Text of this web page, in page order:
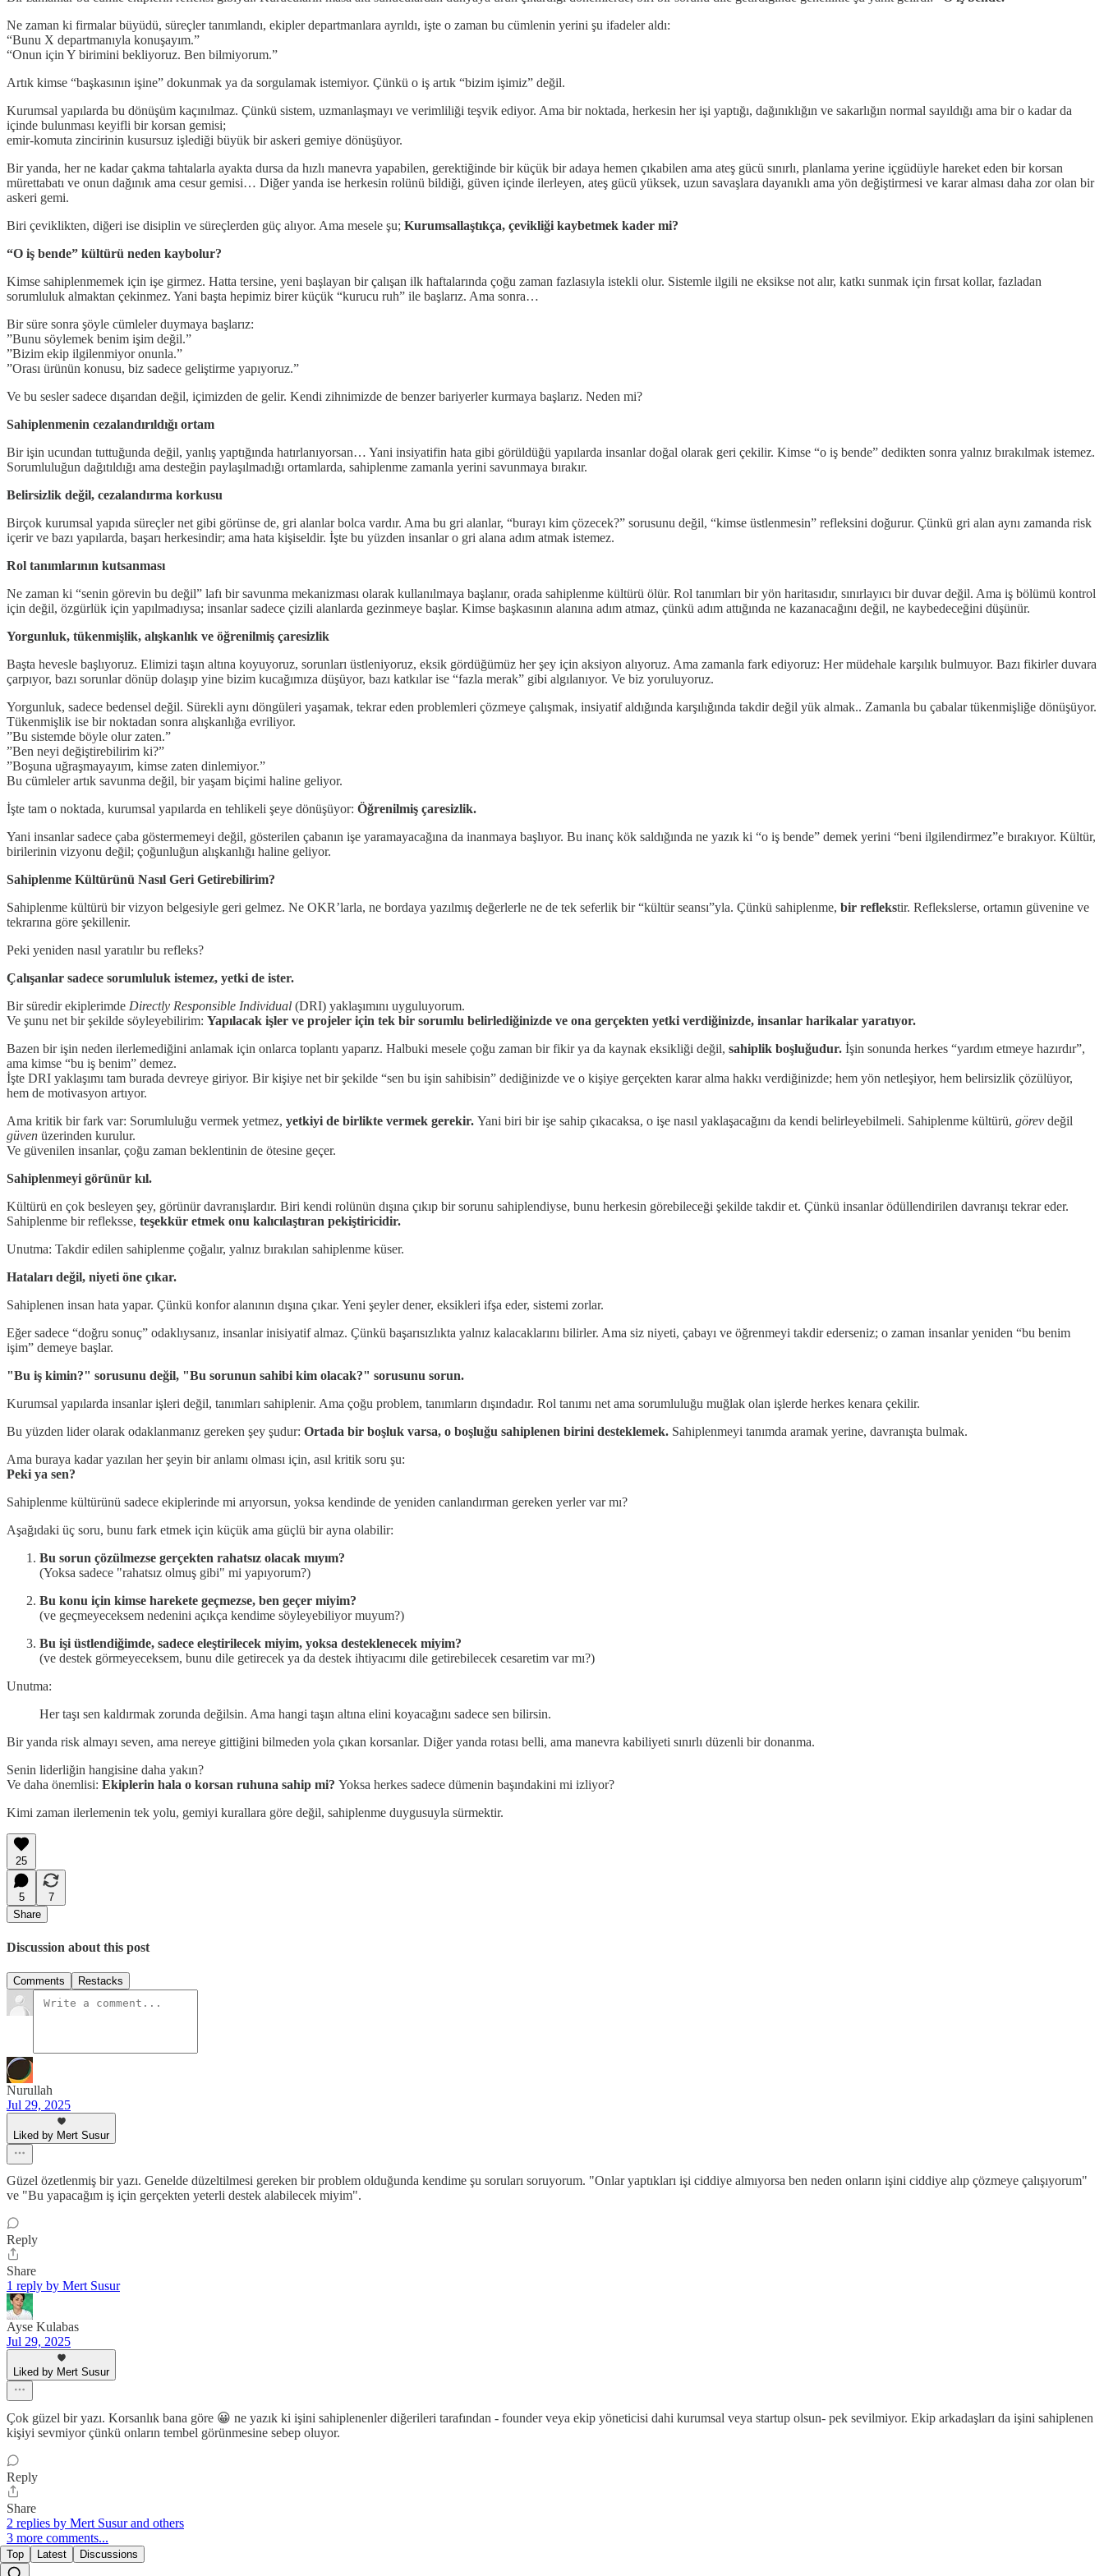
Ne zaman ki firmalar büyüdü, süreçler tanımlandı, ekipler departmanlara ayrıldı, işte o zaman bu cümlenin yerini şu ifadeler aldı:
“Bunu X departmanıyla konuşayım.”
“Onun için Y birimini bekliyoruz. Ben bilmiyorum.”
Artık kimse “başkasının işine” dokunmak ya da sorgulamak istemiyor. Çünkü o iş artık “bizim işimiz” değil.
Kurumsal yapılarda bu dönüşüm kaçınılmaz. Çünkü sistem, uzmanlaşmayı ve verimliliği teşvik ediyor. Ama bir noktada, herkesin her işi yaptığı, dağınıklığın ve sakarlığın normal sayıldığı ama bir o kadar da
içinde bulunması keyifli bir korsan gemisi;
emir-komuta zincirinin kusursuz işlediği büyük bir askeri gemiye dönüşüyor.
Bir yanda, her ne kadar çakma tahtalarla ayakta dursa da hızlı manevra yapabilen, gerektiğinde bir küçük bir adaya hemen çıkabilen ama ateş gücü sınırlı, planlama yerine içgüdüyle hareket eden bir korsan
mürettabatı ve onun dağınık ama cesur gemisi… Diğer yanda ise herkesin rolünü bildiği, güven içinde ilerleyen, ateş gücü yüksek, uzun savaşlara dayanıklı ama yön değiştirmesi ve karar alması daha zor olan bir
askeri gemi.
Biri çeviklikten, diğeri ise disiplin ve süreçlerden güç alıyor. Ama mesele şu; Kurumsallaştıkça, çevikliği kaybetmek kader mi?
“O iş bende” kültürü neden kaybolur?
Kimse sahiplenmemek için işe girmez. Hatta tersine, yeni başlayan bir çalışan ilk haftalarında çoğu zaman fazlasıyla istekli olur. Sistemle ilgili ne eksikse not alır, katkı sunmak için fırsat kollar, fazladan
sorumluluk almaktan çekinmez. Yani başta hepimiz birer küçük “kurucu ruh” ile başlarız. Ama sonra…
Bir süre sonra şöyle cümleler duymaya başlarız:
”Bunu söylemek benim işim değil.”
”Bizim ekip ilgilenmiyor onunla.”
”Orası ürünün konusu, biz sadece geliştirme yapıyoruz.”
Ve bu sesler sadece dışarıdan değil, içimizden de gelir. Kendi zihnimizde de benzer bariyerler kurmaya başlarız. Neden mi?
Sahiplenmenin cezalandırıldığı ortam
Bir işin ucundan tuttuğunda değil, yanlış yaptığında hatırlanıyorsan… Yani insiyatifin hata gibi görüldüğü yapılarda insanlar doğal olarak geri çekilir. Kimse “o iş bende” dedikten sonra yalnız bırakılmak istemez.
Sorumluluğun dağıtıldığı ama desteğin paylaşılmadığı ortamlarda, sahiplenme zamanla yerini savunmaya bırakır.
Belirsizlik değil, cezalandırma korkusu
Birçok kurumsal yapıda süreçler net gibi görünse de, gri alanlar bolca vardır. Ama bu gri alanlar, “burayı kim çözecek?” sorusunu değil, “kimse üstlenmesin” refleksini doğurur. Çünkü gri alan aynı zamanda risk
içerir ve bazı yapılarda, başarı herkesindir; ama hata kişiseldir. İşte bu yüzden insanlar o gri alana adım atmak istemez.
Rol tanımlarının kutsanması
Ne zaman ki “senin görevin bu değil” lafı bir savunma mekanizması olarak kullanılmaya başlanır, orada sahiplenme kültürü ölür. Rol tanımları bir yön haritasıdır, sınırlayıcı bir duvar değil. Ama iş bölümü kontrol
için değil, özgürlük için yapılmadıysa; insanlar sadece çizili alanlarda gezinmeye başlar. Kimse başkasının alanına adım atmaz, çünkü adım attığında ne kazanacağını değil, ne kaybedeceğini düşünür.
Yorgunluk, tükenmişlik, alışkanlık ve öğrenilmiş çaresizlik
Başta hevesle başlıyoruz. Elimizi taşın altına koyuyoruz, sorunları üstleniyoruz, eksik gördüğümüz her şey için aksiyon alıyoruz. Ama zamanla fark ediyoruz: Her müdehale karşılık bulmuyor. Bazı fikirler duvara
çarpıyor, bazı sorunlar dönüp dolaşıp yine bizim kucağımıza düşüyor, bazı katkılar ise “fazla merak” gibi algılanıyor. Ve biz yoruluyoruz.
Yorgunluk, sadece bedensel değil. Sürekli aynı döngüleri yaşamak, tekrar eden problemleri çözmeye çalışmak, insiyatif aldığında karşılığında takdir değil yük almak.. Zamanla bu çabalar tükenmişliğe dönüşüyor.
Tükenmişlik ise bir noktadan sonra alışkanlığa evriliyor.
”Bu sistemde böyle olur zaten.”
”Ben neyi değiştirebilirim ki?”
”Boşuna uğraşmayayım, kimse zaten dinlemiyor.”
Bu cümleler artık savunma değil, bir yaşam biçimi haline geliyor.
İşte tam o noktada, kurumsal yapılarda en tehlikeli şeye dönüşüyor: Öğrenilmiş çaresizlik.
Yani insanlar sadece çaba göstermemeyi değil, gösterilen çabanın işe yaramayacağına da inanmaya başlıyor. Bu inanç kök saldığında ne yazık ki “o iş bende” demek yerini “beni ilgilendirmez”e bırakıyor. Kültür,
birilerinin vizyonu değil; çoğunluğun alışkanlığı haline geliyor.
Sahiplenme Kültürünü Nasıl Geri Getirebilirim?
Sahiplenme kültürü bir vizyon belgesiyle geri gelmez. Ne OKR’larla, ne bordaya yazılmış değerlerle ne de tek seferlik bir “kültür seansı”yla. Çünkü sahiplenme, bir reflekstir. Reflekslerse, ortamın güvenine ve
tekrarına göre şekillenir.
Peki yeniden nasıl yaratılır bu refleks?
Çalışanlar sadece sorumluluk istemez, yetki de ister.
Bir süredir ekiplerimde Directly Responsible Individual (DRI) yaklaşımını uyguluyorum.
Ve şunu net bir şekilde söyleyebilirim: Yapılacak işler ve projeler için tek bir sorumlu belirlediğinizde ve ona gerçekten yetki verdiğinizde, insanlar harikalar yaratıyor.
Bazen bir işin neden ilerlemediğini anlamak için onlarca toplantı yaparız. Halbuki mesele çoğu zaman bir fikir ya da kaynak eksikliği değil, sahiplik boşluğudur. İşin sonunda herkes “yardım etmeye hazırdır”,
ama kimse “bu iş benim” demez.
İşte DRI yaklaşımı tam burada devreye giriyor. Bir kişiye net bir şekilde “sen bu işin sahibisin” dediğinizde ve o kişiye gerçekten karar alma hakkı verdiğinizde; hem yön netleşiyor, hem belirsizlik çözülüyor,
hem de motivasyon artıyor.
Ama kritik bir fark var: Sorumluluğu vermek yetmez, yetkiyi de birlikte vermek gerekir. Yani biri bir işe sahip çıkacaksa, o işe nasıl yaklaşacağını da kendi belirleyebilmeli. Sahiplenme kültürü, görev değil
güven üzerinden kurulur.
Ve güvenilen insanlar, çoğu zaman beklentinin de ötesine geçer.
Sahiplenmeyi görünür kıl.
Kültürü en çok besleyen şey, görünür davranışlardır. Biri kendi rolünün dışına çıkıp bir sorunu sahiplendiyse, bunu herkesin görebileceği şekilde takdir et. Çünkü insanlar ödüllendirilen davranışı tekrar eder.
Sahiplenme bir refleksse, teşekkür etmek onu kalıcılaştıran pekiştiricidir.
Unutma: Takdir edilen sahiplenme çoğalır, yalnız bırakılan sahiplenme küser.
Hataları değil, niyeti öne çıkar.
Sahiplenen insan hata yapar. Çünkü konfor alanının dışına çıkar. Yeni şeyler dener, eksikleri ifşa eder, sistemi zorlar.
Eğer sadece “doğru sonuç” odaklıysanız, insanlar inisiyatif almaz. Çünkü başarısızlıkta yalnız kalacaklarını bilirler. Ama siz niyeti, çabayı ve öğrenmeyi takdir ederseniz; o zaman insanlar yeniden “bu benim
işim” demeye başlar.
"Bu iş kimin?" sorusunu değil, "Bu sorunun sahibi kim olacak?" sorusunu sorun.
Kurumsal yapılarda insanlar işleri değil, tanımları sahiplenir. Ama çoğu problem, tanımların dışındadır. Rol tanımı net ama sorumluluğu muğlak olan işlerde herkes kenara çekilir.
Bu yüzden lider olarak odaklanmanız gereken şey şudur: Ortada bir boşluk varsa, o boşluğu sahiplenen birini desteklemek. Sahiplenmeyi tanımda aramak yerine, davranışta bulmak.
Ama buraya kadar yazılan her şeyin bir anlamı olması için, asıl kritik soru şu:
Peki ya sen?
Sahiplenme kültürünü sadece ekiplerinde mi arıyorsun, yoksa kendinde de yeniden canlandırman gereken yerler var mı?
Aşağıdaki üç soru, bunu fark etmek için küçük ama güçlü bir ayna olabilir:
Bu sorun çözülmezse gerçekten rahatsız olacak mıyım?
(Yoksa sadece "rahatsız olmuş gibi" mi yapıyorum?)
Bu konu için kimse harekete geçmezse, ben geçer miyim?
(ve geçmeyeceksem nedenini açıkça kendime söyleyebiliyor muyum?)
Bu işi üstlendiğimde, sadece eleştirilecek miyim, yoksa desteklenecek miyim?
(ve destek görmeyeceksem, bunu dile getirecek ya da destek ihtiyacımı dile getirebilecek cesaretim var mı?)
Unutma:
Her taşı sen kaldırmak zorunda değilsin. Ama hangi taşın altına elini koyacağını sadece sen bilirsin.
Bir yanda risk almayı seven, ama nereye gittiğini bilmeden yola çıkan korsanlar. Diğer yanda rotası belli, ama manevra kabiliyeti sınırlı düzenli bir donanma.
Senin liderliğin hangisine daha yakın?
Ve daha önemlisi: Ekiplerin hala o korsan ruhuna sahip mi? Yoksa herkes sadece dümenin başındakini mi izliyor?
Kimi zaman ilerlemenin tek yolu, gemiyi kurallara göre değil, sahiplenme duygusuyla sürmektir.
25
5
7
Share
Discussion about this post
Comments Restacks
Nurullah
Jul 29, 2025
Liked by Mert Susur
Güzel özetlenmiş bir yazı. Genelde düzeltilmesi gereken bir problem olduğunda kendime şu soruları soruyorum. "Onlar yaptıkları işi ciddiye almıyorsa ben neden onların işini ciddiye alıp çözmeye çalışıyorum"
ve "Bu yapacağım iş için gerçekten yeterli destek alabilecek miyim".
Reply
Share
1 reply by Mert Susur
Ayse Kulabas
Jul 29, 2025
Liked by Mert Susur
Çok güzel bir yazı. Korsanlık bana göre 😀 ne yazık ki işini sahiplenenler diğerileri tarafından - founder veya ekip yöneticisi dahi kurumsal veya startup olsun- pek sevilmiyor. Ekip arkadaşları da işini sahiplenen
kişiyi sevmiyor çünkü onların tembel görünmesine sebep oluyor.
Reply
Share
2 replies by Mert Susur and others
3 more comments...
Top Latest Discussions